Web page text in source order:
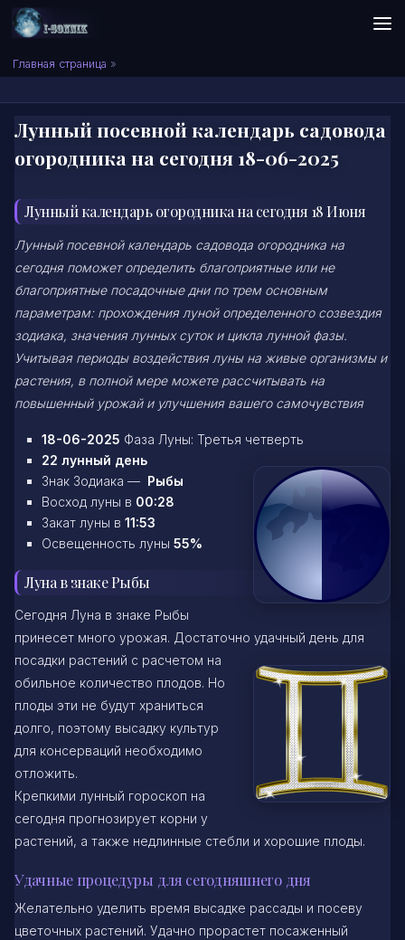
Skip to content
Сонник I-SONNIK.COM
Главная страница »
Лунный посевной календарь садовода
огородника на сегодня 18-06-2025
Лунный календарь огородника на сегодня 18 Июня
Лунный посевной календарь садовода огородника на
сегодня поможет определить благоприятные или не
благоприятные посадочные дни по трем основным
параметрам: прохождения луной определенного созвездия
зодиака, значения лунных суток и цикла лунной фазы.
Учитывая периоды воздействия луны на живые организмы и
растения, в полной мере можете рассчитывать на
повышенный урожай и улучшения вашего самочувствия
18-06-2025 Фаза Луны: Третья четверть
22 лунный день
Знак Зодиака — Рыбы
Восход луны в 00:28
Закат луны в 11:53
Освещенность луны 55%
Луна в знаке Рыбы
Сегодня Луна в знаке Рыбы
принесет много урожая. Достаточно удачный день для
посадки растений с расчетом на
обильное количество плодов. Но
плоды эти не будут храниться
долго, поэтому высадку культур
для консерваций необходимо
отложить.
Крепкими лунный гороскоп на
сегодня прогнозирует корни у
растений, а также недлинные стебли и хорошие плоды.
Удачные процедуры для сегодняшнего дня
Желательно уделить время высадке рассады и посеву
цветочных растений. Удачно прорастет посаженный